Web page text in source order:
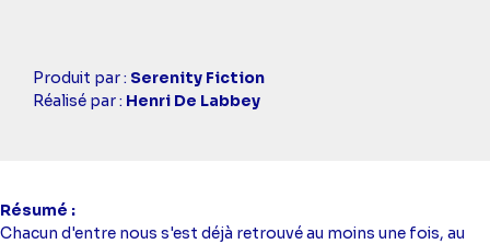
Casting
simba
Produit par : Serenity Fiction
Réalisé par : Henri De Labbey
Résumé
Chacun d'entre nous s'est déjà retrouvé au moins une fois, au